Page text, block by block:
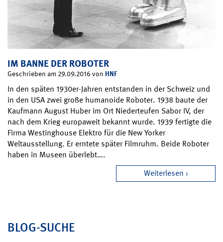
IM BANNE DER ROBOTER
Geschrieben am 29.09.2016 von HNF
In den späten 1930er-Jahren entstanden in der Schweiz und
in den USA zwei große humanoide Roboter. 1938 baute der
Kaufmann August Huber im Ort Niederteufen Sabor IV, der
nach dem Krieg europaweit bekannt wurde. 1939 fertigte die
Firma Westinghouse Elektro für die New Yorker
Weltausstellung. Er erntete später Filmruhm. Beide Roboter
haben in Museen überlebt….
Weiterlesen
BLOG-SUCHE